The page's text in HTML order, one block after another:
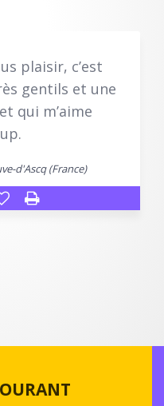
plaisir, c’est
gentils et une
qui m’aime
d'Ascq (France)